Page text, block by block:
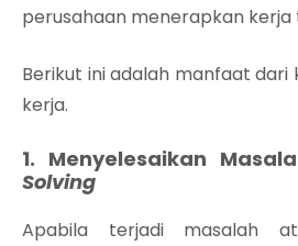
perusahaan menerapkan kerja
Berikut ini adalah manfaat dari
kerja.
1. Menyelesaikan
Solving
Apabila terjadi masalah